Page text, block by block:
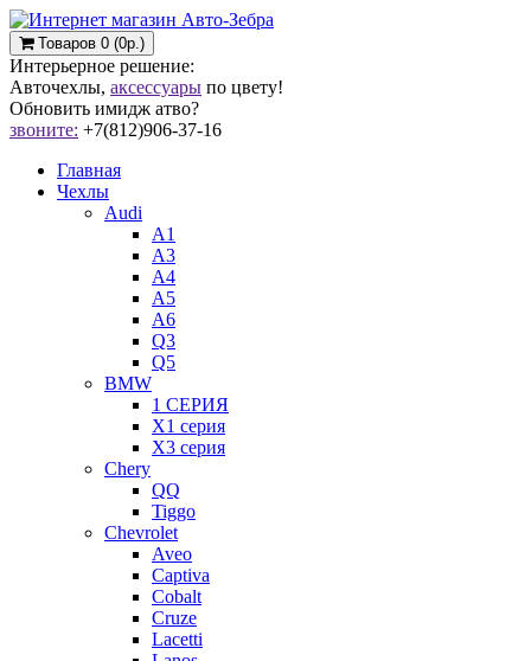
Товаров 0 (0р.)
Интерьерное решение:
Авточехлы, аксессуары по цвету!
Обновить имидж атво?
звоните: +7(812)906-37-16
Главная
Чехлы
Audi
A1
A3
A4
A5
A6
Q3
Q5
BMW
1 СЕРИЯ
X1 серия
X3 серия
Chery
QQ
Tiggo
Chevrolet
Aveo
Captiva
Cobalt
Cruze
Lacetti